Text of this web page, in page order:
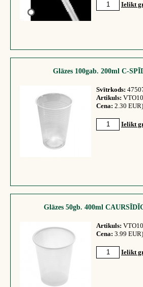
Ielikt
Glāzes 100gab. 200ml C-
Svītrkods:
Artikuls:
Cena: 2.30 EUR)
Ielikt
Glāzes 50gb. 400ml
Artikuls:
Cena: 3.99 EUR)
Ielikt